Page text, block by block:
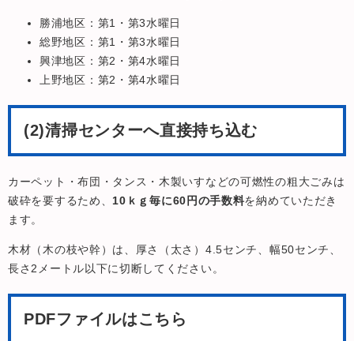
勝浦地区：第1・第3水曜日
総野地区：第1・第3水曜日
興津地区：第2・第4水曜日
上野地区：第2・第4水曜日
(2)清掃センターへ直接持ち込む
カーペット・布団・タンス・木製いすなどの可燃性の粗大ごみは
破砕を要するため、 10ｋｇ毎に60円の手数料を納めていただき
ます。
木材（木の枝や幹）は、厚さ（太さ）4.5センチ、幅50センチ、
長さ2メートル以下に切断してください。
PDFファイルはこちら